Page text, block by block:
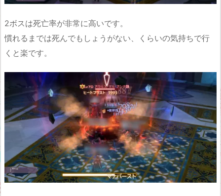
2ボスは死亡率が非常に高いです。
慣れるまでは死んでもしょうがない、くらいの気持ちで行
くと楽です。